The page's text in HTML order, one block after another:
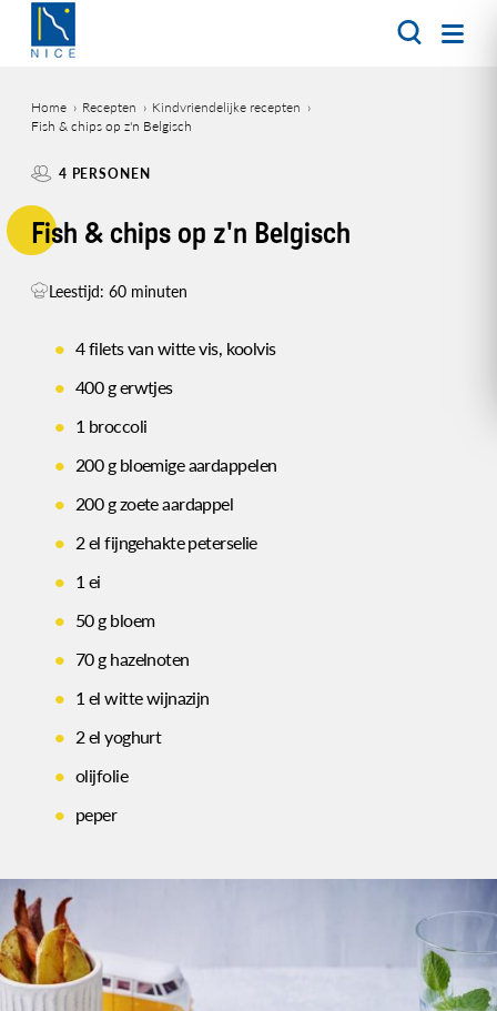
Overslaan
naar
inhoud
Kruimelpad
Home Recepten
Kindvriendelijke recepten
Fish & chips op z'n Belgisch
4 PERSONEN
Fish & chips op z'n Belgisch
Leestijd: 60 minuten
4 filets van witte vis, koolvis
400 g erwtjes
1 broccoli
200 g bloemige aardappelen
200 g zoete aardappel
2 el fijngehakte peterselie
1 ei
50 g bloem
70 g hazelnoten
1 el witte wijnazijn
2 el yoghurt
olijfolie
peper